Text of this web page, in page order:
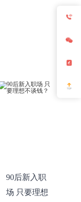
90后新入职
场 只要理想